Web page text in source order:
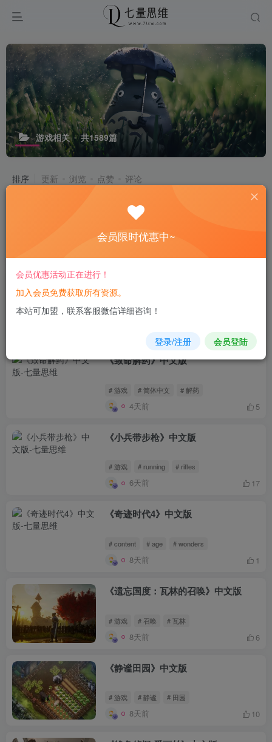
游戏相关 共1589篇
排序 更新 浏览 点赞 评论
《加勒比传奇：海盗时代》中文版
# 游戏 # 海盗 # 传奇
# 游戏 # 国度
《致命解药》中文版
# 游戏 # 简体中文 # 解药
4天前 5
《小兵带步枪》中文版
# 游戏 # running # rifles
6天前 17
《奇迹时代4》中文版
# content # age # wonders
8天前 1
《遗忘国度：瓦林的召唤》中文版
# 游戏 # 召唤 # 瓦林
8天前 6
《静谧田园》中文版
# 游戏 # 静谧 # 田园
8天前 10
会员限时优惠中~
会员优惠活动正在进行！
加入会员免费获取所有资源。
本站可加盟，联系客服微信详细咨询！
登录/注册 会员登陆